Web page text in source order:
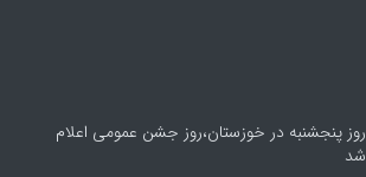
روز پنجشنبه در خوزستان،روز جشن عمومی اعلام
شد